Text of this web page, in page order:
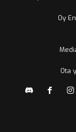
Oy
Ota